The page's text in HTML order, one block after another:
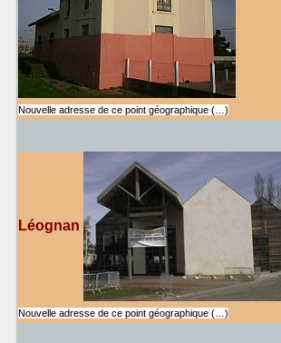
Nouvelle adresse de ce point géographique (…)
Léognan
Nouvelle adresse de ce point géographique (…)